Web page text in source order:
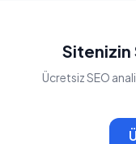
Sitenizin
Ücretsiz SEO